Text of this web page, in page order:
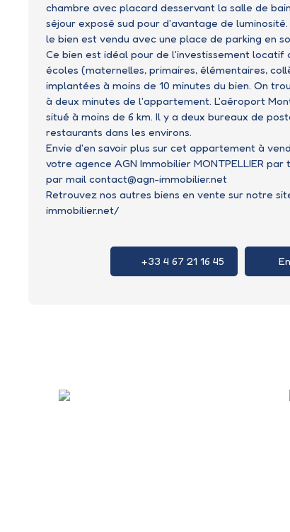
chambre avec placard desservant la salle de
séjour exposé sud pour d'avantage de
le bien est vendu avec une place de parking en
Ce bien est idéal pour de l'investissement locatif
écoles (maternelles, primaires, élémentaires,
implantées à moins de 10 minutes du bien. On
à deux minutes de l'appartement. L'aéroport
situé à moins de 6 km. Il y a deux bureaux de
restaurants dans les environs.
Envie d'en savoir plus sur cet appartement à
votre agence AGN Immobilier MONTPELLIER par
par mail contact@agn-immobilier.net
Retrouvez nos autres biens en vente sur notre
immobilier.net/
+33 4 67 21 16 45